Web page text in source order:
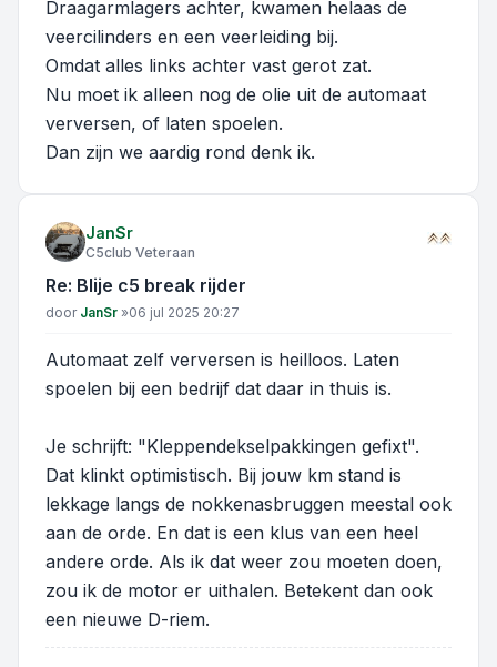
Draagarmlagers achter, kwamen helaas de
veercilinders en een veerleiding bij.
Omdat alles links achter vast gerot zat.
Nu moet ik alleen nog de olie uit de automaat
verversen, of laten spoelen.
Dan zijn we aardig rond denk ik.
JanSr
C5club Veteraan
Re: Blije c5 break rijder
Bericht
door JanSr »06 jul 2025 20:27
Automaat zelf verversen is heilloos. Laten
spoelen bij een bedrijf dat daar in thuis is.
Je schrijft: "Kleppendekselpakkingen gefixt".
Dat klinkt optimistisch. Bij jouw km stand is
lekkage langs de nokkenasbruggen meestal ook
aan de orde. En dat is een klus van een heel
andere orde. Als ik dat weer zou moeten doen,
zou ik de motor er uithalen. Betekent dan ook
een nieuwe D-riem.